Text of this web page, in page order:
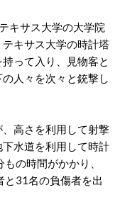
キサス大学の大学院
キサス大学の時計塔
って入り、見物客と
人々を次々と銃撃し
高さを利用して射撃
水道を利用して時計
の時間がかかり、
と31名の負傷者を出